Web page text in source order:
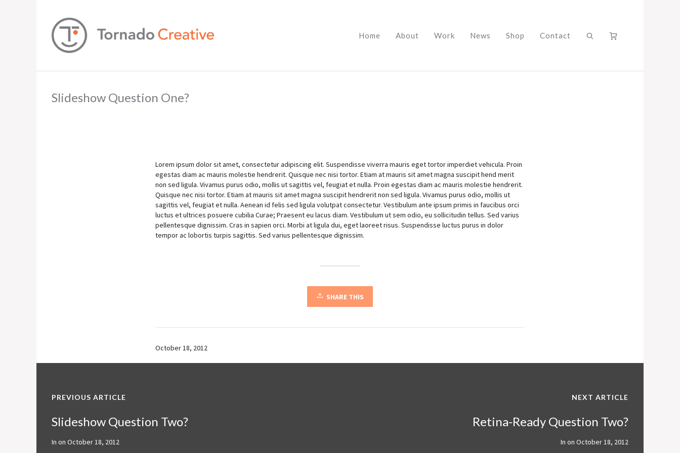
Home About Work News Shop Contact
Slideshow Question One?
Lorem ipsum dolor sit amet, consectetur adipiscing elit. Suspendisse viverra mauris eget tortor imperdiet vehicula. Proin
egestas diam ac mauris molestie hendrerit. Quisque nec nisi tortor. Etiam at mauris sit amet magna suscipit hend merit
non sed ligula. Vivamus purus odio, mollis ut sagittis vel, feugiat et nulla. Proin egestas diam ac mauris molestie hendrerit.
Quisque nec nisi tortor. Etiam at mauris sit amet magna suscipit hendrerit non sed ligula. Vivamus purus odio, mollis ut
sagittis vel, feugiat et nulla. Aenean id felis sed ligula volutpat consectetur. Vestibulum ante ipsum primis in faucibus orci
luctus et ultrices posuere cubilia Curae; Praesent eu lacus diam. Vestibulum ut sem odio, eu sollicitudin tellus. Sed varius
pellentesque dignissim. Cras in sapien orci. Morbi at ligula dui, eget laoreet risus. Suspendisse luctus purus in dolor
tempor ac lobortis turpis sagittis. Sed varius pellentesque dignissim.
SHARE THIS
October 18, 2012
NEXT ARTICLE
Retina-Ready Question Two?
In on October 18, 2012
PREVIOUS ARTICLE
Slideshow Question Two?
In on October 18, 2012